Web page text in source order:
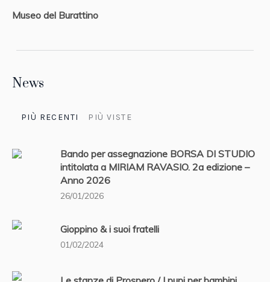
Museo del Burattino
News
PIÙ RECENTI PIÙ VISTE
Bando per assegnazione BORSA DI STUDIO
intitolata a MIRIAM RAVASIO. 2a edizione –
Anno 2026
26/01/2026
Gioppino & i suoi fratelli
01/02/2024